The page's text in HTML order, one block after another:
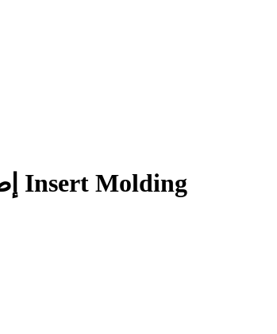
إطلاق الإبداع في تصميم المنتجات بمرونة تقنية Insert Molding